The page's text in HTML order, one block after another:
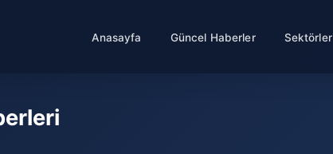
Anasayfa Güncel Haberler Sektörler